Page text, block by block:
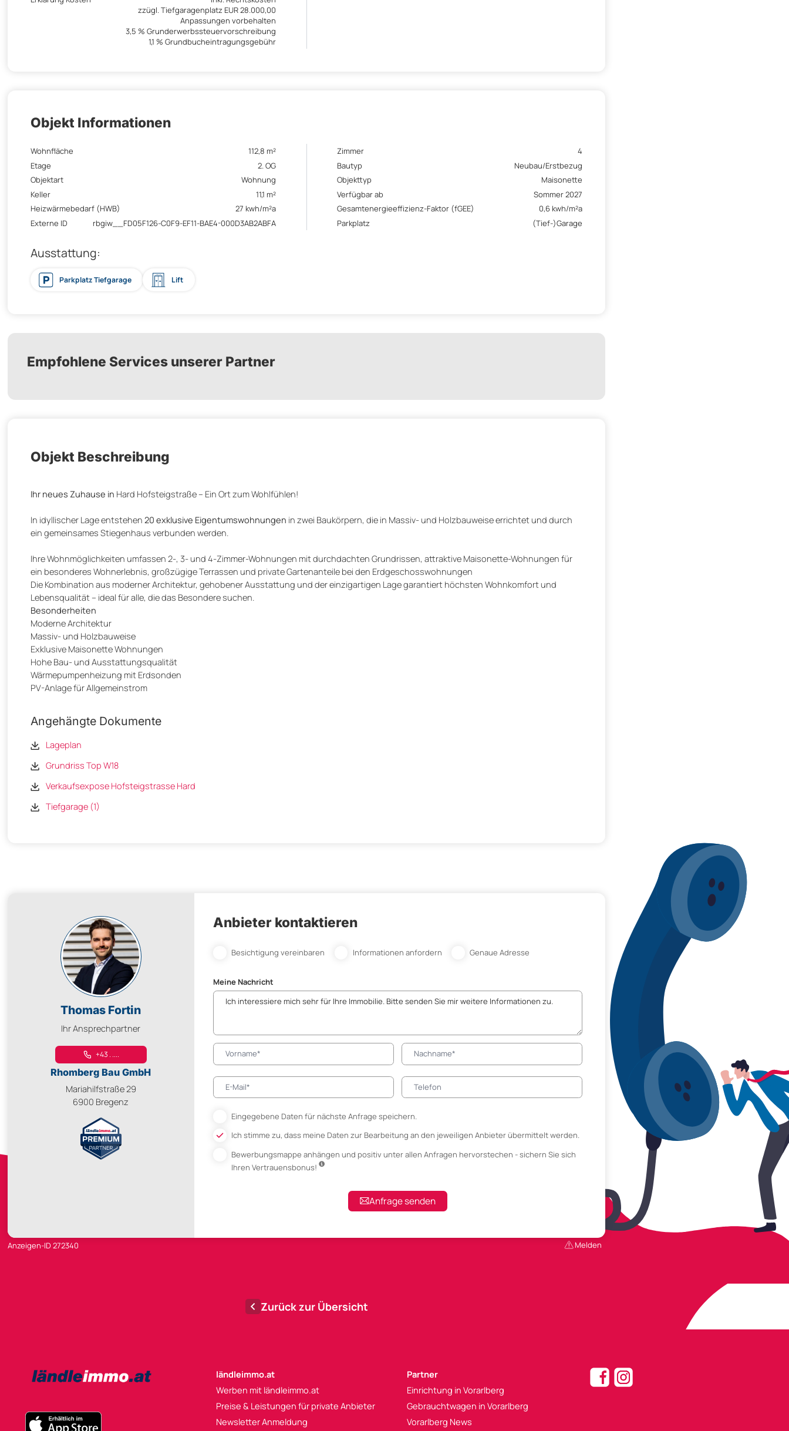
zzügl. Tiefgaragenplatz EUR 28.000,00
Anpassungen vorbehalten
3,5 % Grunderwerbssteuervorschreibung
1,1 % Grundbucheintragungsgebühr
Objekt Informationen
Wohnfläche 112,8 m² Zimmer
4
Etage
2. OG Bautyp
Neubau/Erstbezug
Objektart
Wohnung Objekttyp
Maisonette
Keller
11,1 m² Verfügbar ab
Sommer 2027
Heizwärmebedarf (HWB)
27 kwh/m²a Gesamtenergieeffizienz-Faktor (fGEE)
0,6 kwh/m²a
Externe ID
rbgiw__FD05F126-C0F9-EF11-BAE4-000D3AB2ABFA Parkplatz (Tief-)Garage
Ausstattung:
Parkplatz Tiefgarage Lift
Empfohlene Services unserer Partner
Objekt Beschreibung
Ihr neues Zuhause in Hard Hofsteigstraße – Ein Ort zum Wohlfühlen!
In idyllischer Lage entstehen 20 exklusive Eigentumswohnungen in zwei Baukörpern, die in Massiv- und Holzbauweise errichtet und durch
ein gemeinsames Stiegenhaus verbunden werden.
Ihre Wohnmöglichkeiten umfassen 2-, 3- und 4-Zimmer-Wohnungen mit durchdachten Grundrissen, attraktive Maisonette-Wohnungen für
ein besonderes Wohnerlebnis, großzügige Terrassen und private Gartenanteile bei den Erdgeschosswohnungen
Die Kombination aus moderner Architektur, gehobener Ausstattung und der einzigartigen Lage garantiert höchsten Wohnkomfort und
Lebensqualität – ideal für alle, die das Besondere suchen.
Besonderheiten
Moderne Architektur
Massiv- und Holzbauweise
Exklusive Maisonette Wohnungen
Hohe Bau- und Ausstattungsqualität
Wärmepumpenheizung mit Erdsonden
PV-Anlage für Allgemeinstrom
Angehängte Dokumente
Lageplan
Grundriss Top W18
Verkaufsexpose Hofsteigstrasse Hard
Tiefgarage (1)
Thomas Fortin
Ihr Ansprechpartner
+43 . ....
Rhomberg Bau GmbH
Mariahilfstraße 29
6900 Bregenz
Anbieter kontaktieren
Besichtigung vereinbaren Informationen anfordern Genaue Adresse
Meine Nachricht
Eingegebene Daten für nächste Anfrage speichern.
Ich stimme zu, dass meine Daten zur Bearbeitung an den jeweiligen Anbieter übermittelt werden.
Bewerbungsmappe anhängenund positiv unter allen Anfragen hervorstechen - sichern Sie sich
Ihren Vertrauensbonus!
Anfrage senden
Anzeigen-ID 272340 Melden
Zurück zur Übersicht
ländleimmo.at
Werben mit ländleimmo.at
Preise & Leistungen für private Anbieter
Newsletter Anmeldung
Partner
Einrichtung in Vorarlberg
Gebrauchtwagen in Vorarlberg
Vorarlberg News